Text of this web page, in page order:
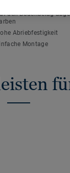
den Bodenbelag
Abriebfestigkeit
Montage